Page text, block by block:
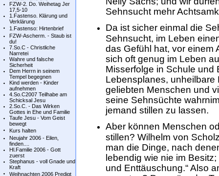
FZW-2. Do. Weihetag Jer
17,5-10
1.Fastenso. Klärung und
Verklärung
1.Fastenso: Hirtenbrief
FZW-Ascherm. - Staub ist
du!
7.So.C - Christliche
Narretei
Wahre und falsche
Sicherheit
Dem Herrn in seinem
Tempel begegnen
Kind werden - Kinder
aufnehmen
4.So.C2007 Teilhabe am
Schicksal Jesu
2.So.C. - Das Wirken
Gottes in Ehe und Familie
Taufe Jesu - Vom Geist
bewegt
Kurs halten
Neujahr 2006 - Eilen,
finden....
Hl.Familie 2006 - Gott
zuerst
Stephanus - voll Gnade und
Kraft
Weihnachten 2006 Predigt
Sehnsucht mehr
Da ist sicher einmal die
Sehnsucht, im Leben
das Gefühl hat, vor einem
sich oft genug im Leben
Misserfolge in Schule und
Lebensplanes, unheilbare
geliebten Menschen und
seine Sehnsüchte
jemand stillen zu lassen.
Aber können Menschen
stillen? Wilhelm von
man die Dinge, nach
lebendig wie nie im
und Enttäuschung.“ Also